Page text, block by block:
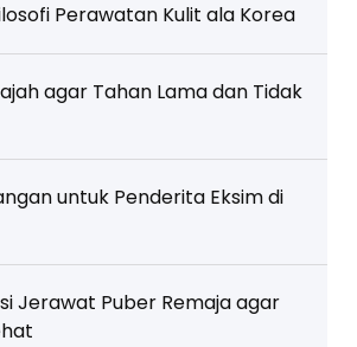
Perawatan Kulit ala Korea
agar Tahan Lama dan Tidak
untuk Penderita Eksim di
Jerawat Puber Remaja agar